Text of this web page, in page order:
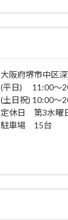
大阪府堺市中区
(平日) 11:00～
(土日祝) 10:00～
定休日 第3水曜
駐車場 15台